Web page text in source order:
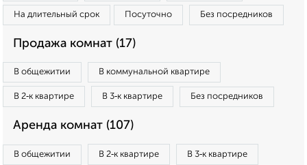
На длительный срок Посуточно Без посредников
Продажа комнат (17)
В общежитии В коммунальной квартире
В 2‑к квартире В 3‑к квартире Без посредников
Аренда комнат (107)
В общежитии В 2‑к квартире В 3‑к квартире